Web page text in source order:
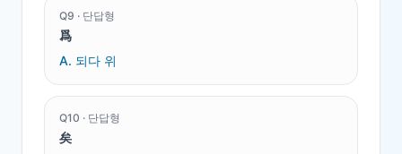
Q9 · 단답형
爲
A. 되다 위
Q10 · 단답형
矣